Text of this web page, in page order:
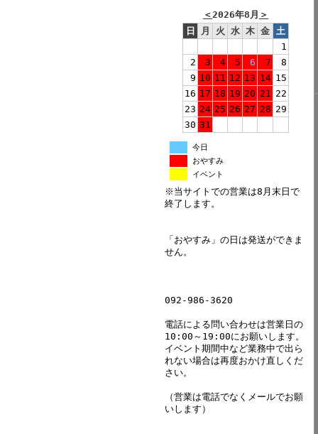
＜2026年8月 ＞
日
月 火 水 木 金 土
1
2
3 4 5 6 7
8
9 10 11 12 13 14 15
16 17 18 19 20 21 22
23 24 25 26 27 28 29
30 31
今日
おやすみ
イベント
※当サイトでの営業は8月末日で
終了します。
「おやすみ」の日は発送ができま
せん。
092-986-3620
電話による問い合わせは営業日の
10:00～19:00にお願いします。
イベント期間中など業務中で出ら
れない場合は再度おかけ直しくだ
さい。
（営業は電話でなくメールでお願
いします）